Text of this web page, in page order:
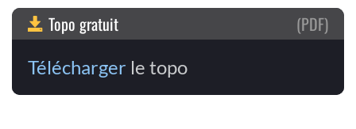
Topo gratuit (PDF)
Télécharger le topo